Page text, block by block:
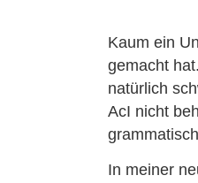
Kaum ein
gemacht
natürlich
AcI nicht
In meiner